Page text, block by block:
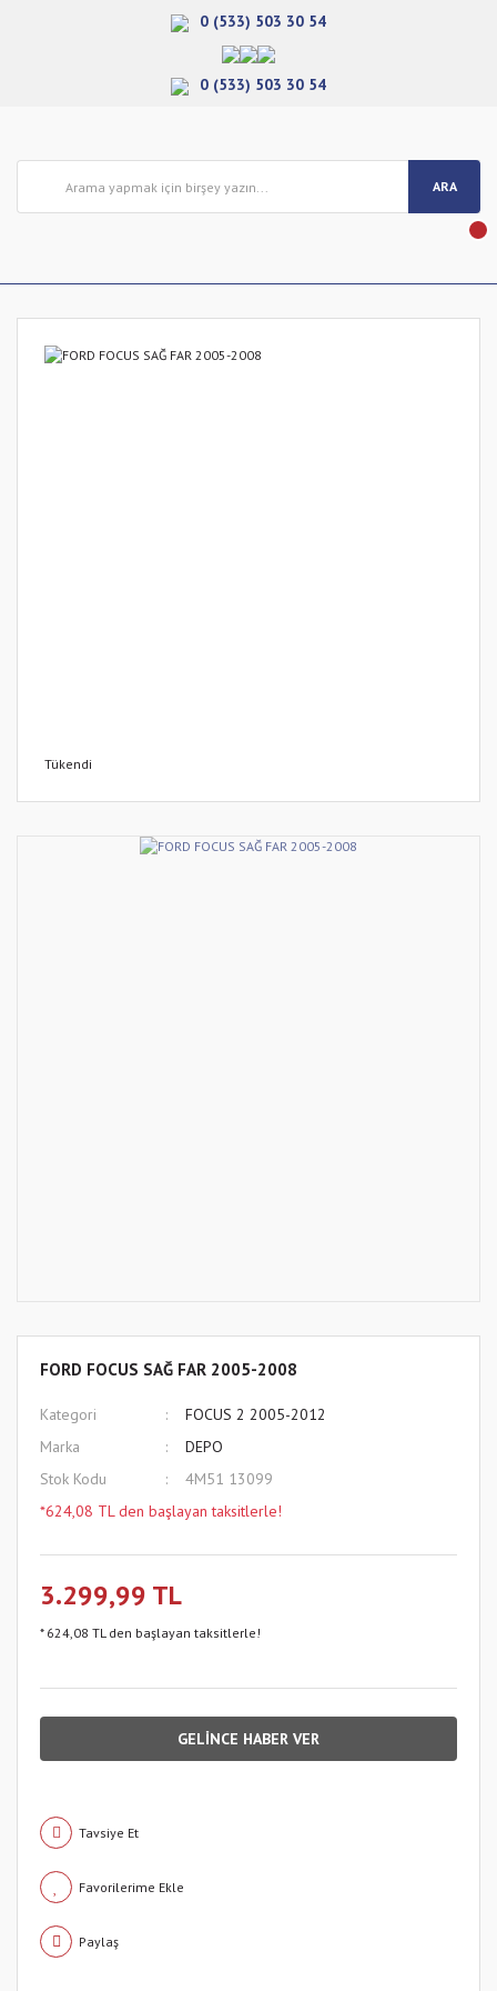
0 (533) 503 30 54
0 (533) 503 30 54
ARA
Tükendi
FORD FOCUS SAĞ FAR 2005-2008
Kategori
FOCUS 2 2005-2012
Marka
DEPO
Stok Kodu
4M51 13099
*624,08 TL den başlayan taksitlerle!
3.299,99 TL
* 624,08 TL den başlayan taksitlerle!
GELİNCE HABER VER
Tavsiye Et
Paylaş